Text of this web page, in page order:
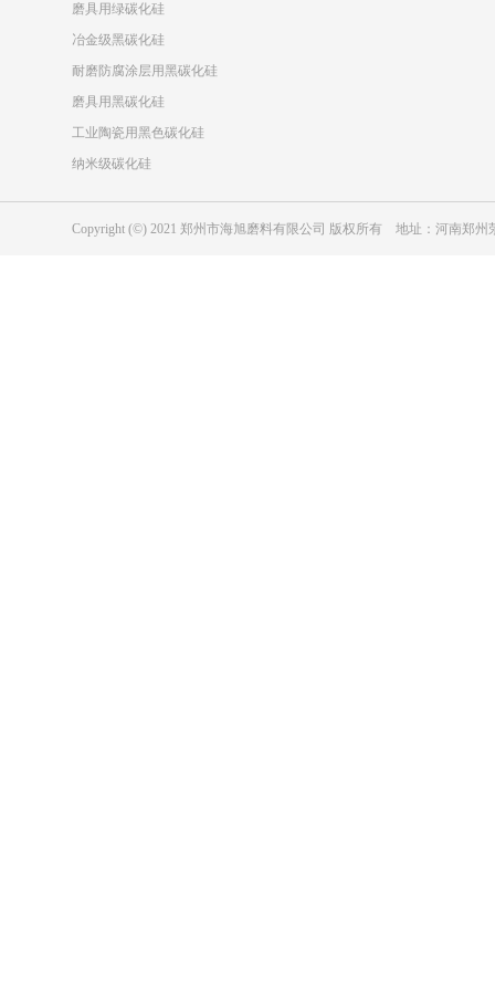
磨具用绿碳化硅
冶金级黑碳化硅
耐磨防腐涂层用黑碳化硅
磨具用黑碳化硅
工业陶瓷用黑色碳化硅
纳米级碳化硅
Copyright (©) 2021 郑州市海旭磨料有限公司 版权所有 地址：河南郑